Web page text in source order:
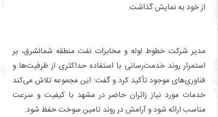
از خود به نمایش گذاشت.
مدیر شرکت خطوط لوله و مخابرات نفت منطقه شمالشرق، بر
استمرار روند خدمت‌رسانی با استفاده حداکثری از ظرفیت‌ها و
فناوری‌های موجود تأکید کرد و گفت: این مجموعه تلاش می‌کند
خدمات مورد نیاز زائران حاضر در مشهد با کیفیت و سرعت
مناسب ارائه شود و آرامش در روند تامین سوخت حفظ شود.